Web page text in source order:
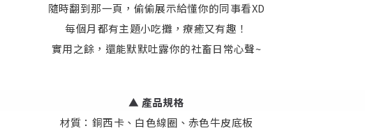
隨時翻到那一頁，偷偷展示給懂你的同事看XD
每個月都有主題小吃攤，療癒又有趣！
實用之餘，還能默默吐露你的社畜日常心聲~
▲ 產品規格
材質：銅西卡、白色線圈、赤色牛皮底板